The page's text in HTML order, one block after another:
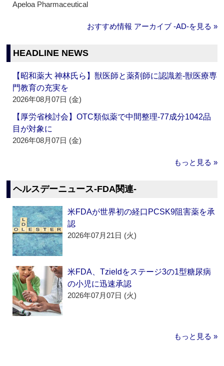
Apeloa Pharmaceutical
おすすめ情報 アーカイブ ‐AD‐を見る »
HEADLINE NEWS
【昭和薬大 神林氏ら】獣医師と薬剤師に認識差‐獣医療専
門教育の充実を
2026年08月07日 (金)
【厚労省検討会】OTC類似薬で中間整理‐77成分1042品
目が対象に
2026年08月07日 (金)
もっと見る »
ヘルスデーニュース‐FDA関連‐
米FDAが世界初の経口PCSK9阻害薬を承
認
2026年07月21日 (火)
米FDA、Tzieldをステージ3の1型糖尿病
の小児に迅速承認
2026年07月07日 (火)
もっと見る »